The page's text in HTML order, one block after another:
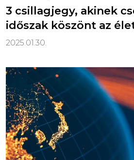
3 csillagjegy, akinek
időszak köszönt az
2025.01.30.